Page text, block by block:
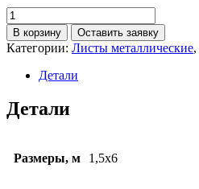
В корзину Оставить заявку
Категории: Листы металлические,
Детали
Детали
Размеры, м 1,5х6